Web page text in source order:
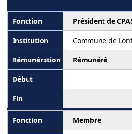
Président de
Commune de
Rémunéré
Membre